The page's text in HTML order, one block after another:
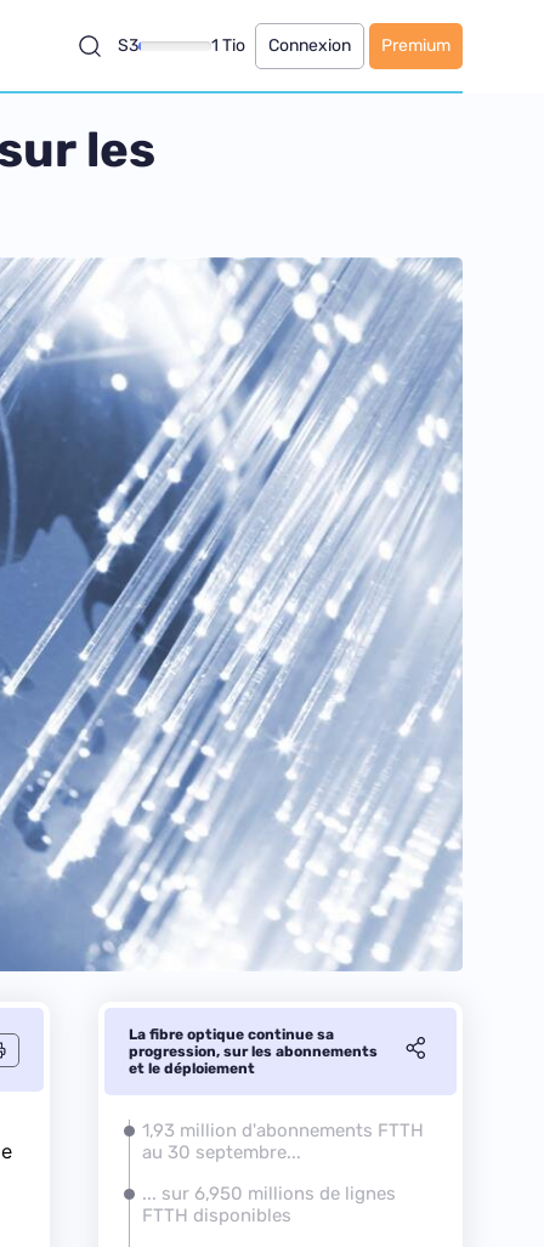
S3 1 Tio Connexion Premium
les
La fibre optique continue sa
progression, sur les abonnements
et le déploiement
1,93 million d'abonnements FTTH
au 30 septembre...
... sur 6,950 millions de lignes
FTTH disponibles